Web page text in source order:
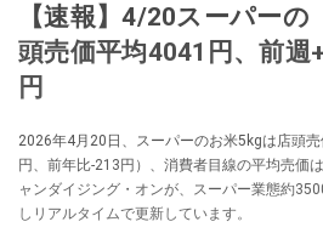
【速報】4/20スーパー
頭売価平均4041円、前週
円
2026年4月20日、スーパーのお米5kgは店頭
円、前年比-213円）、消費者目線の平均売価
ャンダイジング・オンが、スーパー業態約
しリアルタイムで更新しています。